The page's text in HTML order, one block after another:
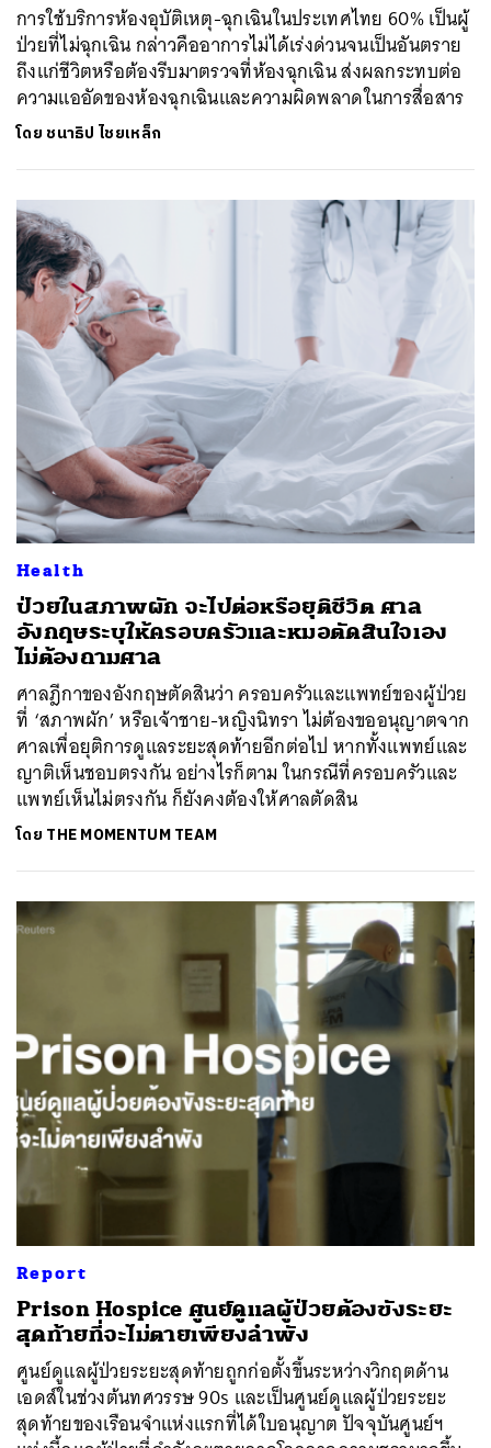
การใช้บริการห้องอุบัติเหตุ-ฉุกเฉินในประเทศไทย 60% เป็นผู้
ป่วยที่ไม่ฉุกเฉิน กล่าวคืออาการไม่ได้เร่งด่วนจนเป็นอันตราย
ถึงแก่ชีวิตหรือต้องรีบมาตรวจที่ห้องฉุกเฉิน ส่งผลกระทบต่อ
ความแออัดของห้องฉุกเฉินและความผิดพลาดในการสื่อสาร
โดย ชนาธิป ไชยเหล็ก
Health
ป่วยในสภาพผัก จะไปต่อหรือยุติชีวิต ศาล
อังกฤษระบุให้ครอบครัวและหมอตัดสินใจเอง
ไม่ต้องถามศาล
ศาลฎีกาของอังกฤษตัดสินว่า ครอบครัวและแพทย์ของผู้ป่วย
ที่ ‘สภาพผัก’ หรือเจ้าชาย-หญิงนิทรา ไม่ต้องขออนุญาตจาก
ศาลเพื่อยุติการดูแลระยะสุดท้ายอีกต่อไป หากทั้งแพทย์และ
ญาติเห็นชอบตรงกัน อย่างไรก็ตาม ในกรณีที่ครอบครัวและ
แพทย์เห็นไม่ตรงกัน ก็ยังคงต้องให้ศาลตัดสิน
โดย THE MOMENTUM TEAM
Report
Prison Hospice ศูนย์ดูแลผู้ป่วยต้องขังระยะ
สุดท้ายที่จะไม่ตายเพียงลำพัง
ศูนย์ดูแลผู้ป่วยระยะสุดท้ายถูกก่อตั้งขึ้นระหว่างวิกฤตด้าน
เอดส์ในช่วงต้นทศวรรษ 90s และเป็นศูนย์ดูแลผู้ป่วยระยะ
สุดท้ายของเรือนจำแห่งแรกที่ได้ใบอนุญาต ปัจจุบันศูนย์ฯ